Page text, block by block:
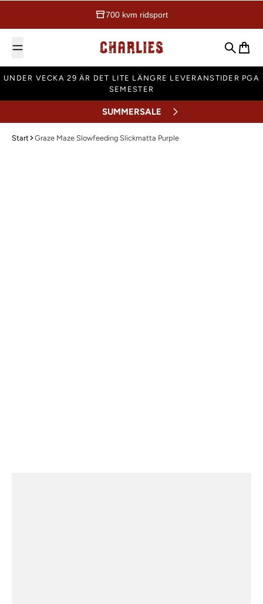
700 kvm ridsport
Charlies Ridsport
Sök
UNDER VECKA 29 ÄR DET LITE LÄNGRE LEVERANSTIDER PGA
SEMESTER
SUMMERSALE
Start Graze Maze Slowfeeding Slickmatta Purple